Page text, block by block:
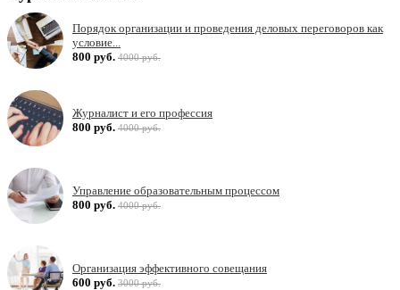
Порядок организации и проведения деловых переговоров как
условие...
800 руб. 4000 руб.
Журналист и его профессия
800 руб. 4000 руб.
Управление образовательным процессом
800 руб. 4000 руб.
Организация эффективного совещания
600 руб. 3000 руб.